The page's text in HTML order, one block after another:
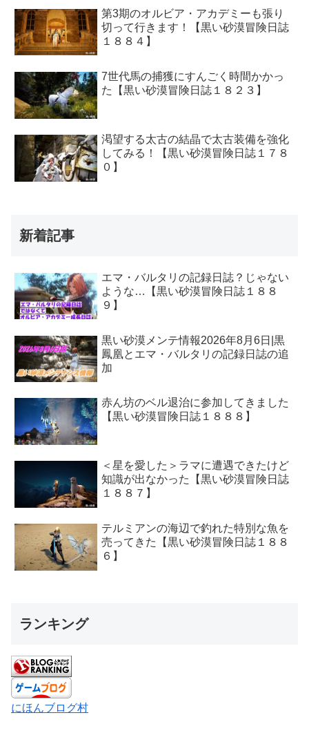
第3期のオルビア・アカデミーも張り
切って行きます！【黒い砂漠冒険日誌
１８８４】
7世代馬の捕獲にすんごく時間かかっ
た【黒い砂漠冒険日誌１８２３】
渇望する太古の結晶で太古装備を強化
してみる！【黒い砂漠冒険日誌１７８
０】
新着記事
エマ・バルタリの記録日誌？じゃない
ような…【黒い砂漠冒険日誌１８８
９】
黒い砂漠メンテ情報2026年8月6日|黒
鳳凰とエマ・バルタリの記録日誌の追
加
赤ん坊のベル退治に参加してきました
【黒い砂漠冒険日誌１８８８】
＜星を愛した＞ラマに遭遇できたけど
知識が出なかった【黒い砂漠冒険日誌
１８８７】
テルミアンの海辺で釣れた特別な魚を
売ってきた【黒い砂漠冒険日誌１８８
６】
ランキング
にほんブログ村